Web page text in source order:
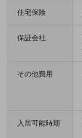
住宅保険
保証会社
その他費用
入居可能時期